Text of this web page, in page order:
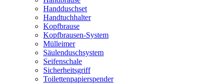
Handduschset
Handtuchhalter
Kopfbrause
Kopfbrausen-System
Mülleimer
Säulenduschsystem
Seifenschale
Sicherheitsgriff
Toilettenpapierspender